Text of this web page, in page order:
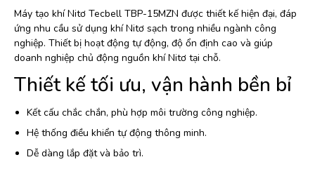
Máy tạo khí Nitơ Tecbell TBP-15MZN được thiết kế hiện đại, đáp
ứng nhu cầu sử dụng khí Nitơ sạch trong nhiều ngành công
nghiệp. Thiết bị hoạt động tự động, độ ổn định cao và giúp
doanh nghiệp chủ động nguồn khí Nitơ tại chỗ.
Thiết kế tối ưu, vận hành bền bỉ
Kết cấu chắc chắn, phù hợp môi trường công nghiệp.
Hệ thống điều khiển tự động thông minh.
Dễ dàng lắp đặt và bảo trì.